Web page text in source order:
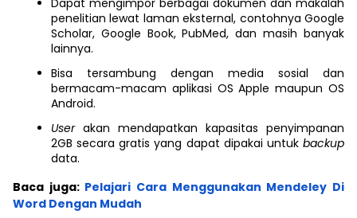
Dapat mengimpor berbagai dokumen dan makalah
penelitian lewat laman eksternal, contohnya Google
Scholar, Google Book, PubMed, dan masih banyak
lainnya.
Bisa tersambung dengan media sosial dan
bermacam-macam aplikasi OS Apple maupun OS
Android.
User akan mendapatkan kapasitas penyimpanan
2GB secara gratis yang dapat dipakai untuk backup
data.
Baca juga: Pelajari Cara Menggunakan Mendeley Di
Word Dengan Mudah